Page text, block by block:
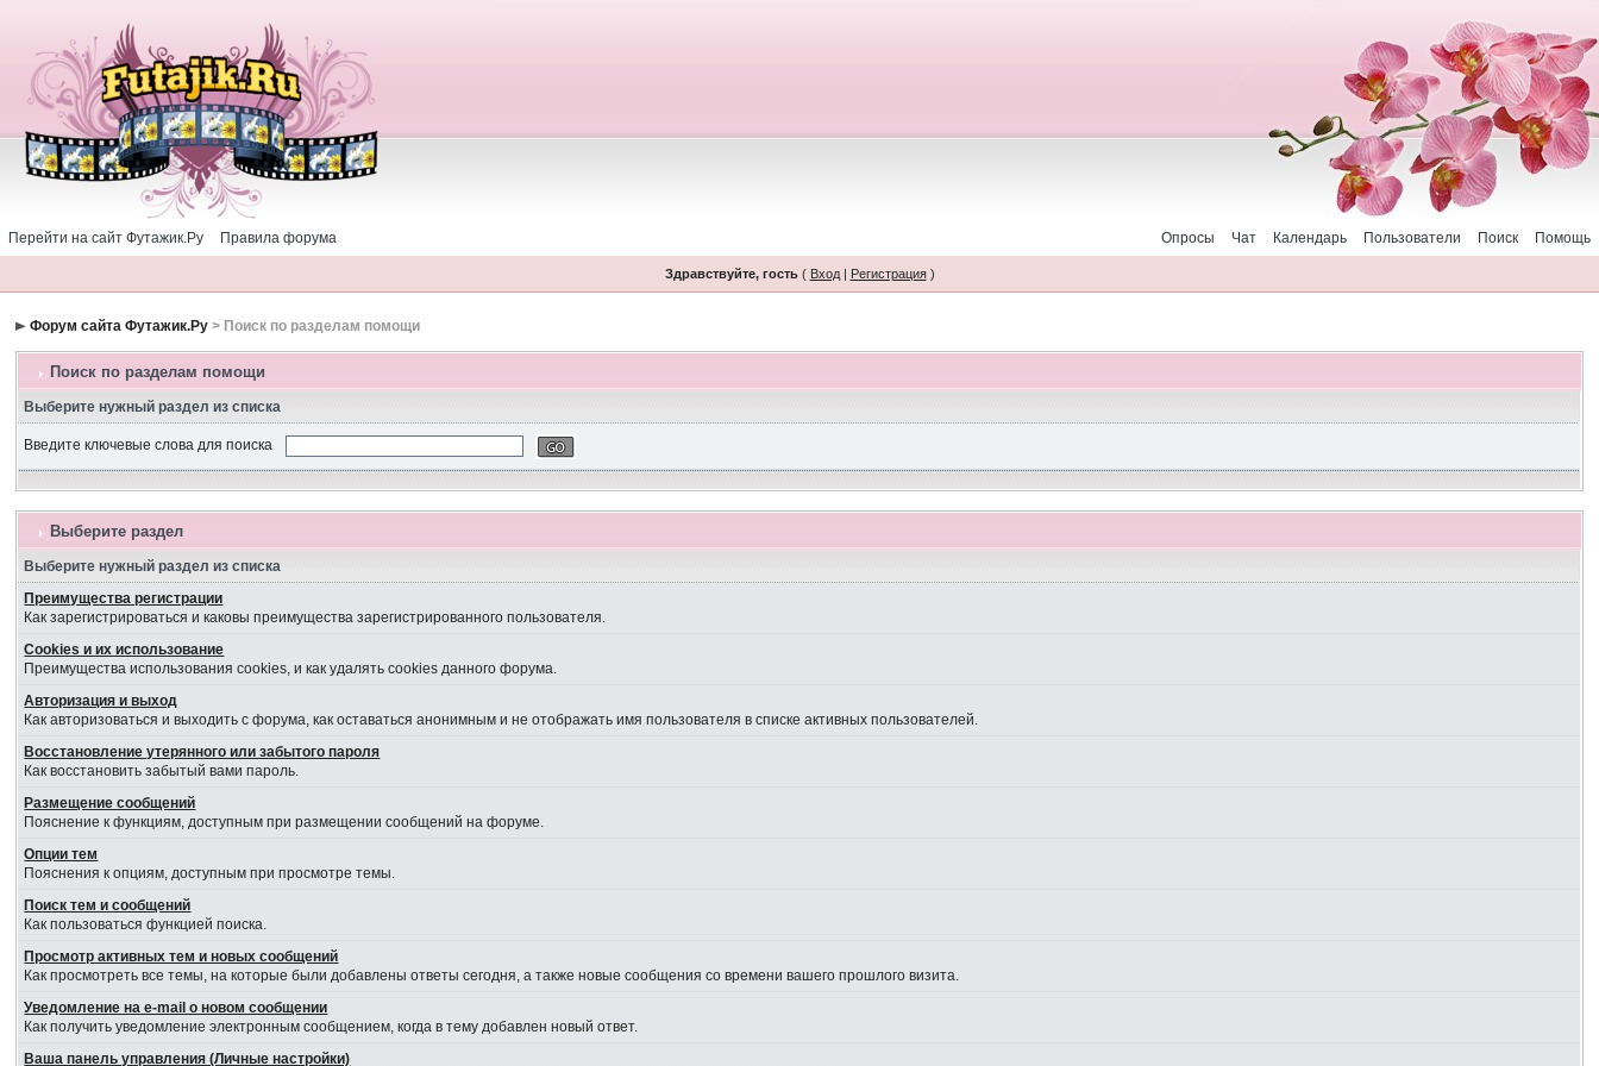
Перейти на сайт Футажик.Ру Правила форума Помощь
Поиск
Пользователи
Календарь
Чат
Опросы
Здравствуйте, гость( Вход| Регистрация)
Форум сайта Футажик.Ру > Поиск по разделам помощи
Поиск по разделам помощи
Выберите нужный раздел из списка
Введите ключевые слова для поиска
Выберите раздел
Выберите нужный раздел из списка
Преимущества регистрации
Как зарегистрироваться и каковы преимущества зарегистрированного пользователя.
Cookies и их использование
Преимущества использования cookies, и как удалять cookies данного форума.
Авторизация и выход
Как авторизоваться и выходить с форума, как оставаться анонимным и не отображать имя пользователя в списке активных пользователей.
Восстановление утерянного или забытого пароля
Как восстановить забытый вами пароль.
Размещение сообщений
Пояснение к функциям, доступным при размещении сообщений на форуме.
Опции тем
Пояснения к опциям, доступным при просмотре темы.
Поиск тем и сообщений
Как пользоваться функцией поиска.
Просмотр активных тем и новых сообщений
Как просмотреть все темы, на которые были добавлены ответы сегодня, а также новые сообщения со времени вашего прошлого визита.
Уведомление на е-mail о новом сообщении
Как получить уведомление электронным сообщением, когда в тему добавлен новый ответ.
Ваша панель управления (Личные настройки)